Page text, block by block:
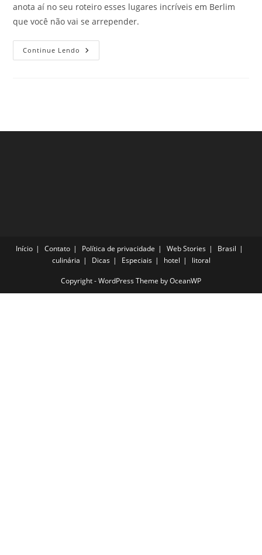
anota aí no seu roteiro esses lugares incríveis em Berlim
que você não vai se arrepender.
Continue Lendo Lugares
Incríveis
Início Contato Política de privacidade Web Stories
Brasil
culinária
Dicas Especiais hotel litoral
Copyright - WordPress Theme by OceanWP